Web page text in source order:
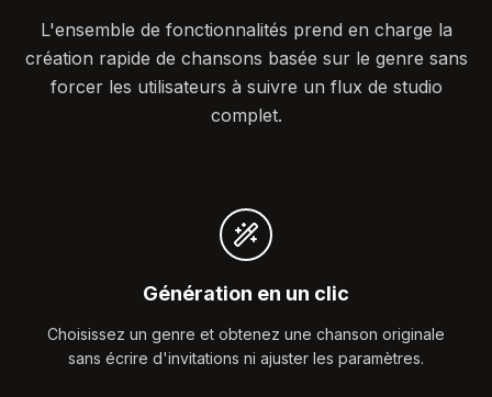
L'ensemble de fonctionnalités prend en charge la
création rapide de chansons basée sur le genre sans
forcer les utilisateurs à suivre un flux de studio
complet.
Génération en un clic
Choisissez un genre et obtenez une chanson originale
sans écrire d'invitations ni ajuster les paramètres.